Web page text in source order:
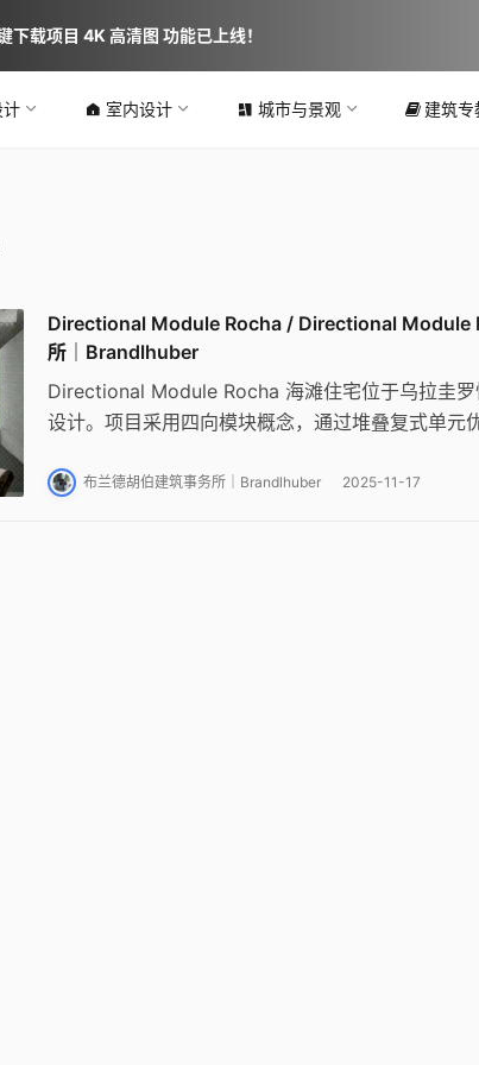
计 室内设计 城市与景观 建筑专
Directional Module Rocha / Directional Module
所｜Brandlhuber
Directional Module Rocha 海滩住宅位于乌拉圭
设计。项目采用四向模块概念，通过堆叠复式单元
空间。布兰德胡伯建筑事务所｜Brandlhuber 2025-11-17
下载项目 4K 高清图 功能已上线！